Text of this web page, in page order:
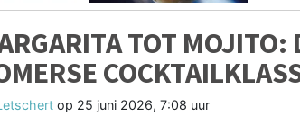
TOT MOJITO:
op 25 juni 2026, 7:08 uur